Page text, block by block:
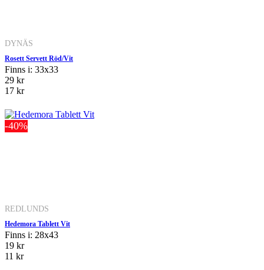
DYNÄS
Rosett Servett Röd/Vit
Finns i: 33x33
29 kr
17 kr
-40%
REDLUNDS
Hedemora Tablett Vit
Finns i: 28x43
19 kr
11 kr